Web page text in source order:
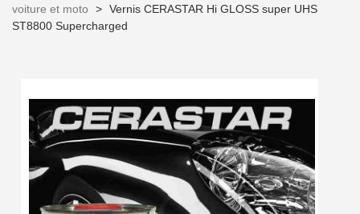
Inscription à la newsletter : 5€ de réduction
Livraison sous 24 h en France Métropolitaine
voiture et moto
> Vernis CERASTAR Hi GLOSS super UHS
ST8800 Supercharged